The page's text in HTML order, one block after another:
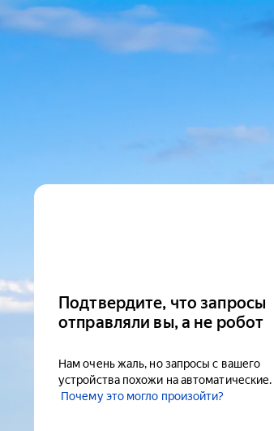
Подтвердите, что запросы
отправляли вы, а не робот
Нам очень жаль, но запросы с вашего
устройства похожи на автоматические.
Почему это могло произойти?